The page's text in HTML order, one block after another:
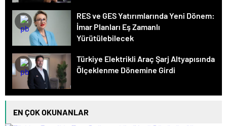
RES ve GES Yatırımlarında Yeni Dönem:
İmar Planları Eş Zamanlı
Yürütülebilecek
Türkiye Elektrikli Araç Şarj Altyapısında
Ölçeklenme Dönemine Girdi
EN ÇOK OKUNANLAR